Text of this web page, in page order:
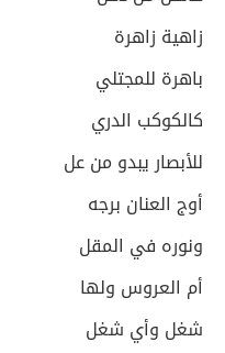
زاهية زاهرة
باهرة للمجتلي
كالكوكب الدري
للأبصار يبدو من عل
أوج العنان برجه
ونوره في المقل
أم العروس ولها
شغل وأي شغل